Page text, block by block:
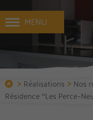
MENU
> Réalisations > Nos
Résidence "Les Perce-